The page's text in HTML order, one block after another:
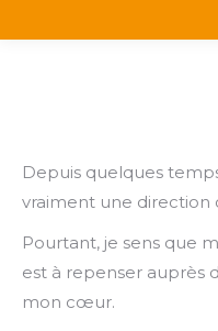
Depuis quelques
vraiment une direction
Pourtant, je sens que
est à repenser auprès
mon cœur.